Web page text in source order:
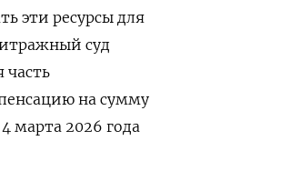
эти ресурсы ​для
суд
часть
на сумму
марта 2026 года